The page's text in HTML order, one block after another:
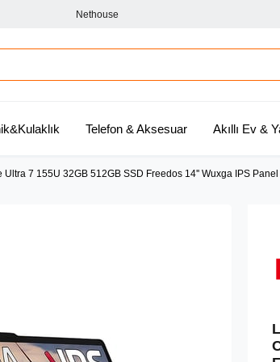
Nethouse
Telefon & Aksesuar Akıllı Ev &
7 155U 32GB 512GB SSD Freedos 14'' Wuxga IPS